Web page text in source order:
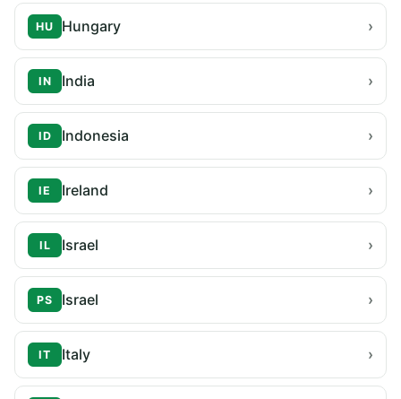
HU Hungary ›
IN India ›
ID Indonesia ›
IE Ireland ›
IL Israel ›
PS Israel ›
IT Italy ›